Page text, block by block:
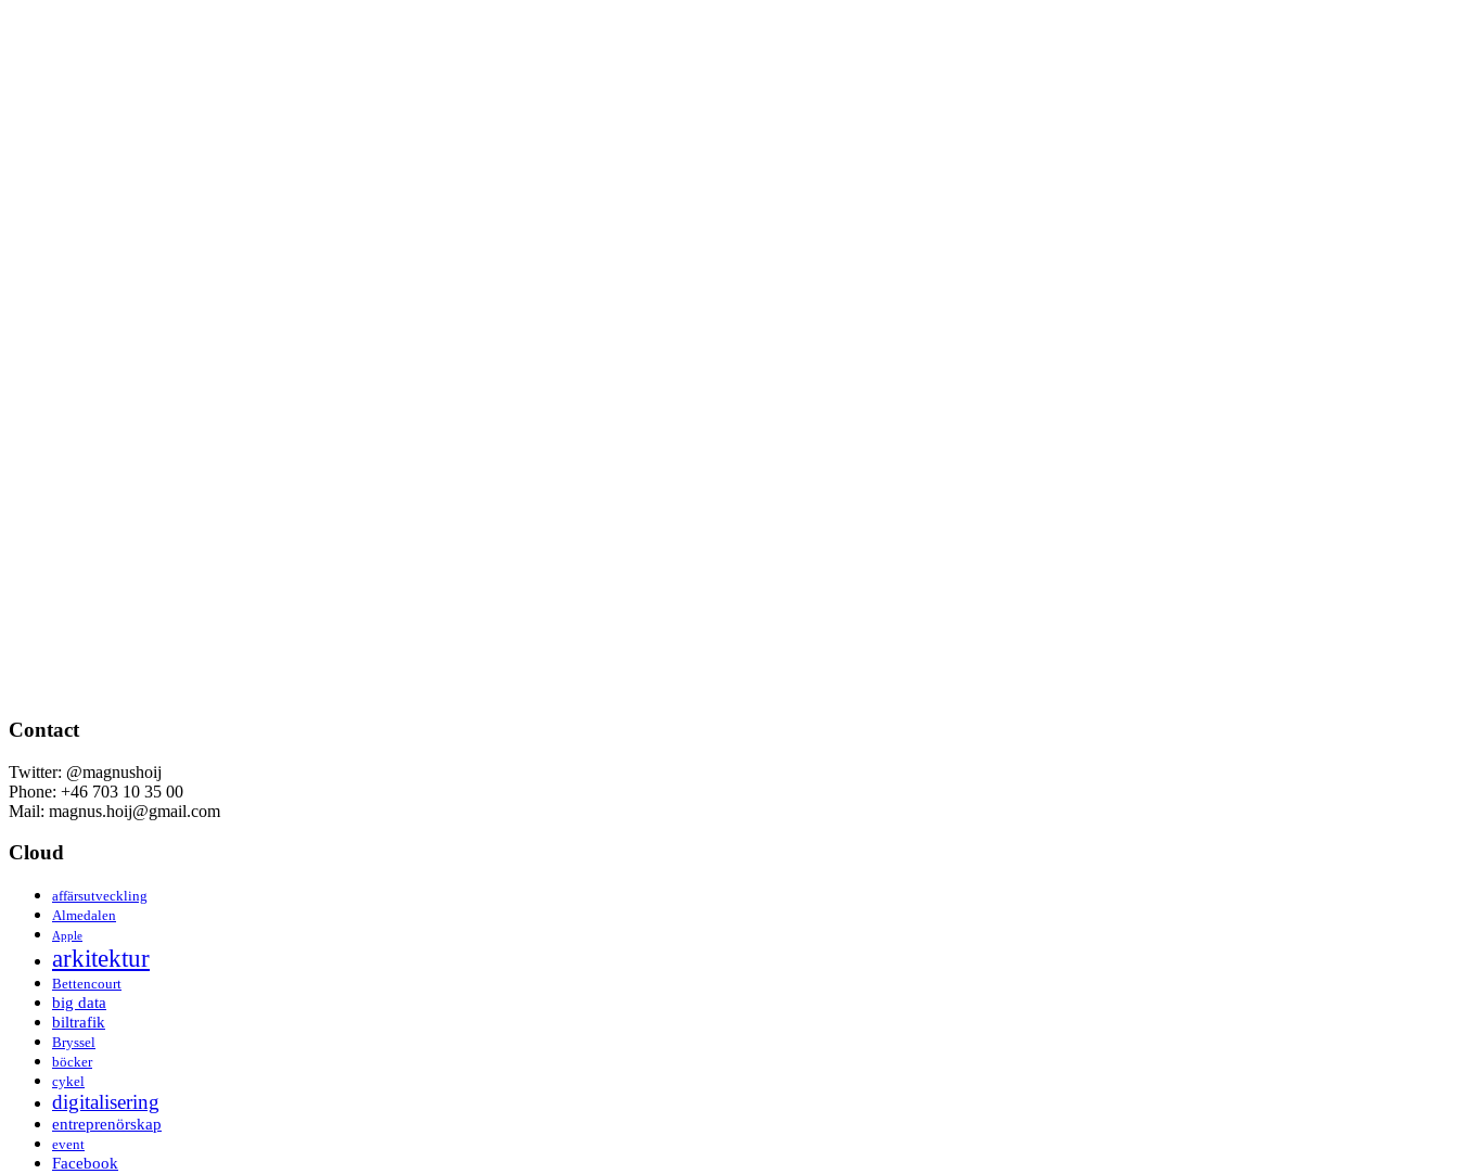
Contact
Twitter: @magnushoij
Phone: +46 703 10 35 00
Mail: magnus.hoij@gmail.com
Cloud
affärsutveckling
Almedalen
Apple
arkitektur
Bettencourt
big data
biltrafik
Bryssel
böcker
cykel
digitalisering
entreprenörskap
event
Facebook